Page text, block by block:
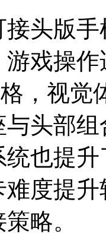
头版
戏操
，视觉
头部
也提
度提
略。